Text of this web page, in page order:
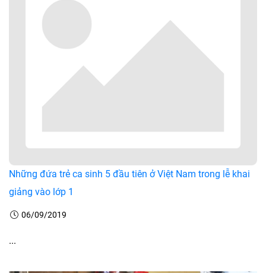
Những đứa trẻ ca sinh 5 đầu tiên ở Việt Nam trong lễ khai
giảng vào lớp 1
06/09/2019
...